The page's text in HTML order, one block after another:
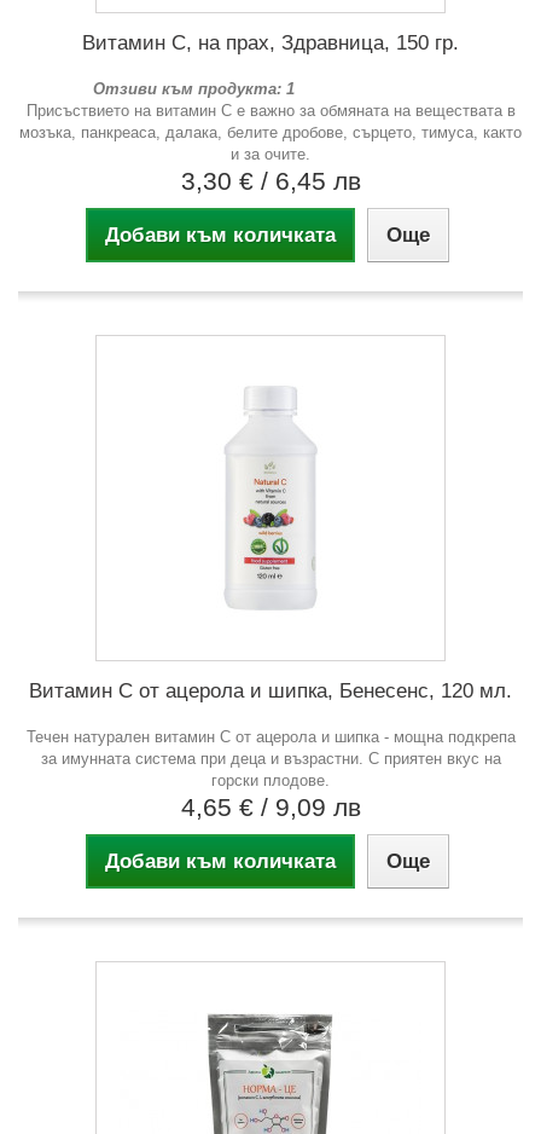
Витамин С, на прах, Здравница, 150 гр.
Отзиви към продукта: 1
Присъствието на витамин С е важно за обмяната на веществата в
мозъка, панкреаса, далака, белите дробове, сърцето, тимуса, както
и за очите.
3,30 € / 6,45 лв
Добави към количката Още
Витамин С от ацерола и шипка, Бенесенс, 120 мл.
Течен натурален витамин C от ацерола и шипка - мощна подкрепа
за имунната система при деца и възрастни. С приятен вкус на
горски плодове.
4,65 € / 9,09 лв
Добави към количката Още